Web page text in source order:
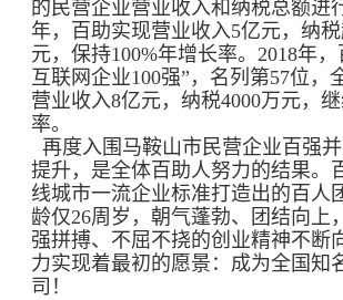
的民营企业营业收入和纳税总额进
年，百助实现营业收入5亿元，纳税
元，保持100%年增长率。2018年，
互联网企业100强”，名列第57位，
营业收入8亿元，纳税4000万元，
率。
再度入围马鞍山市民营企业百强
提升，是全体百助人努力的结果。
线城市一流企业标准打造出的百人
龄仅26周岁，朝气蓬勃、团结向上
强拼搏、不屈不挠的创业精神不断
力实现着最初的愿景：成为全国知
司！